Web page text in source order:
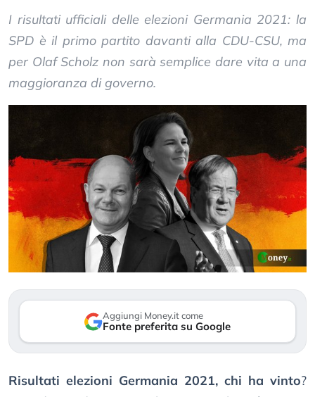
I risultati ufficiali delle elezioni Germania 2021: la
SPD è il primo partito davanti alla CDU-CSU, ma
per Olaf Scholz non sarà semplice dare vita a una
maggioranza di governo.
Aggiungi Money.it come
Fonte preferita su Google
Risultati elezioni Germania 2021, chi ha vinto?